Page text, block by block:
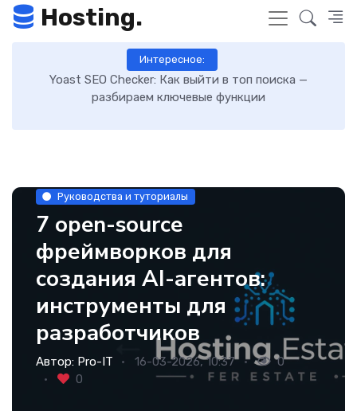
Hosting.
Интересное:
Как включить GZIP-сжатие в WordPress и ускорить
загрузку сайта: пошаговая инструкция
Руководства и туториалы
7 open-source
фреймворков для
создания AI-агентов:
инструменты для
разработчиков
Автор: Pro-IT 16-03-2026, 10:37
0
0